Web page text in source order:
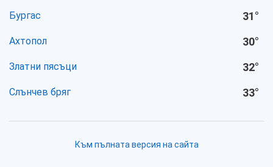
Бургас 31°
Ахтопол 30°
Златни пясъци 32°
Слънчев бряг 33°
Към пълната версия на сайта